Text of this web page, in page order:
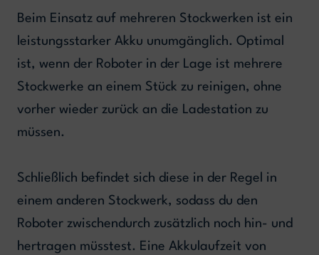
Beim Einsatz auf mehreren Stockwerken ist ein
leistungsstarker Akku unumgänglich. Optimal
ist, wenn der Roboter in der Lage ist mehrere
Stockwerke an einem Stück zu reinigen, ohne
vorher wieder zurück an die Ladestation zu
müssen.
Schließlich befindet sich diese in der Regel in
einem anderen Stockwerk, sodass du den
Roboter zwischendurch zusätzlich noch hin- und
hertragen müsstest. Eine Akkulaufzeit von